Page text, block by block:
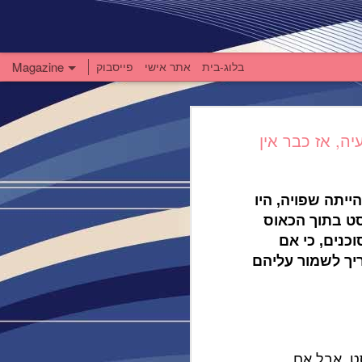
אז כבר אין
שפויה, היו
בתוך הכאוס
כי אם
לשמור עליהם
Magazine בלוג-בית אתר אישי פייסבוק
8
http://
הזה
הדברים
הורים,
בהמשך